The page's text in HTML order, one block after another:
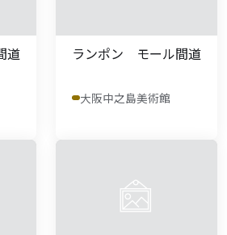
道 ランポン モール間道
大阪中之島美術館